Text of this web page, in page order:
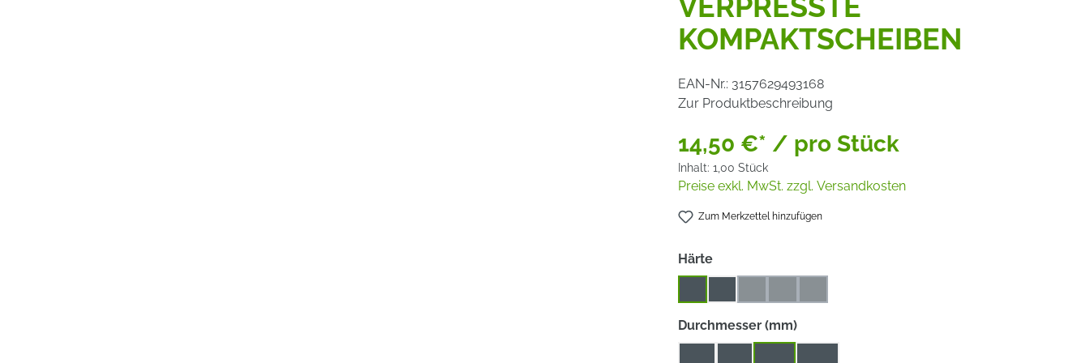
KOMPAKTSCHEIBEN
EAN-Nr.: 3157629493168
Zur Produktbeschreibung
14,50 €* / pro Stück
Inhalt: 1,00 Stück
Preise exkl. MwSt. zzgl. Versandkosten
Zum Merkzettel hinzufügen
Härteauswählen
(Diese Option ist zurzeit nicht verfügbar.)
(Diese Option ist zurzeit nicht verfügbar.)
(Diese Option ist zurzeit nicht verfügbar.)
Durchmesser (mm)auswählen